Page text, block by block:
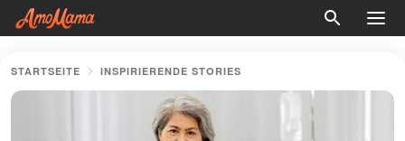
STARTSEITE INSPIRIERENDE STORIES